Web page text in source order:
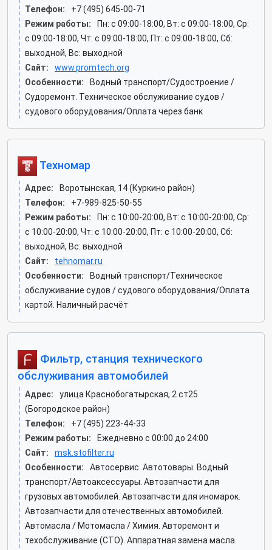
Телефон:
+7 (495) 645-00-71
Режим работы:
Пн: c 09:00-18:00, Вт: c 09:00-18:00, Ср:
c 09:00-18:00, Чт: c 09:00-18:00, Пт: c 09:00-18:00, Сб:
выходной, Вс: выходной
Сайт:
www.promtech.org
Особенности:
Водный транспорт/Судостроение /
Судоремонт. Техническое обслуживание судов /
судового оборудования/Оплата через банк
Техномар
Адрес:
Воротынская, 14 (Куркино район)
Телефон:
+7-989-825-50-55
Режим работы:
Пн: c 10:00-20:00, Вт: c 10:00-20:00, Ср:
c 10:00-20:00, Чт: c 10:00-20:00, Пт: c 10:00-20:00, Сб:
выходной, Вс: выходной
Сайт:
tehnomar.ru
Особенности:
Водный транспорт/Техническое
обслуживание судов / судового оборудования/Оплата
картой. Наличный расчёт
Фильтр, станция технического
обслуживания автомобилей
Адрес:
улица Краснобогатырская, 2 ст25
(Богородское район)
Телефон:
+7 (495) 223-44-33
Режим работы:
Ежедневно с 00:00 до 24:00
Сайт:
msk.stofilter.ru
Особенности:
Автосервис. Автотовары. Водный
транспорт/Автоаксессуары. Автозапчасти для
грузовых автомобилей. Автозапчасти для иномарок.
Автозапчасти для отечественных автомобилей.
Автомасла / Мотомасла / Химия. Авторемонт и
техобслуживание (СТО). Аппаратная замена масла.